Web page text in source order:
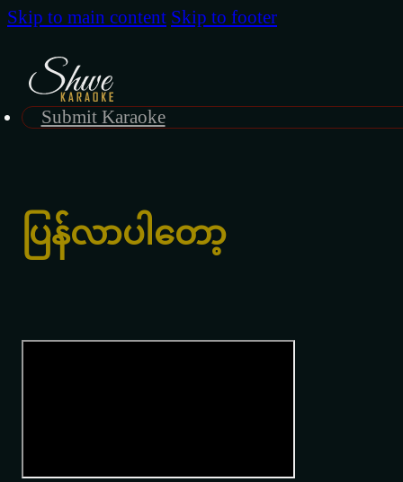
Skip to main content Skip to footer
Submit Karaoke
ပြန်လာပါတော့